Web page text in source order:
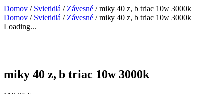
Domov / Svietidlá / Závesné / miky 40 z, b triac 10w 3000k
Domov / Svietidlá / Závesné / miky 40 z, b triac 10w 3000k
Loading...
miky 40 z, b triac 10w 3000k